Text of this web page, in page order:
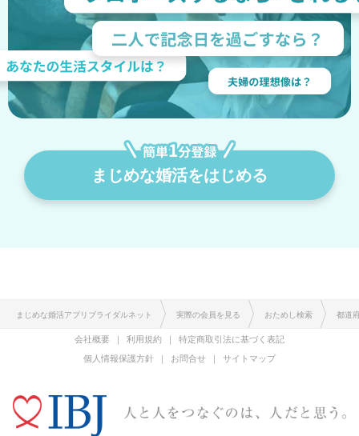
まじめな婚活をはじめる
まじめな婚活アプリブライダルネット 実際の会員を見る おためし検索 都道
会社概要 利用規約
特定商取引法に基づく表記
個人情報保護方針
お問合せ サイトマップ